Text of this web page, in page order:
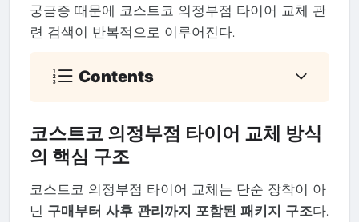
궁금증 때문에 코스트코 의정부점 타이어 교체 관
련 검색이 반복적으로 이루어진다.
Contents
코스트코 의정부점 타이어 교체 방식
의 핵심 구조
코스트코 의정부점 타이어 교체는 단순 장착이 아
닌 구매부터 사후 관리까지 포함된 패키지 구조다.